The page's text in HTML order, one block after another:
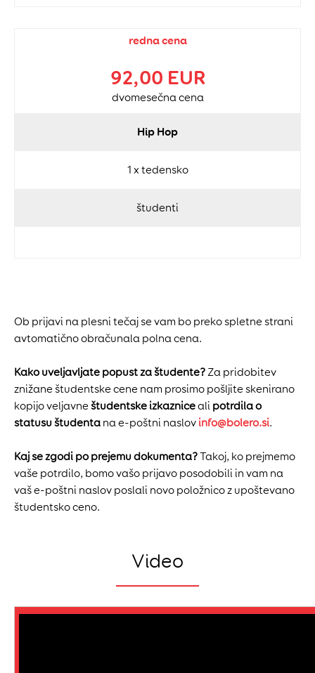
redna cena
92,00 EUR
dvomesečna cena
Hip Hop
1 x tedensko
študenti
Ob prijavi na plesni tečaj se vam bo preko spletne strani
avtomatično obračunala polna cena.
Kako uveljavljate popust za študente? Za pridobitev
znižane študentske cene nam prosimo pošljite skenirano
kopijo veljavne študentske izkazniceali potrdila o
statusu študenta na e-poštni naslov info@bolero.si.
Kaj se zgodi po prejemu dokumenta?Takoj, ko prejmemo
vaše potrdilo, bomo vašo prijavo posodobili in vam na
vaš e-poštni naslov poslali novo položnico z upoštevano
študentsko ceno.
Video